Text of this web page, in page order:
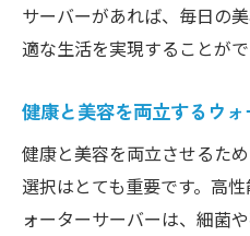
サーバーがあれば、毎日の
適な生活を実現することがで
健康と美容を両立するウ
健康と美容を両立させるた
選択はとても重要です。高
ォーターサーバーは、細菌